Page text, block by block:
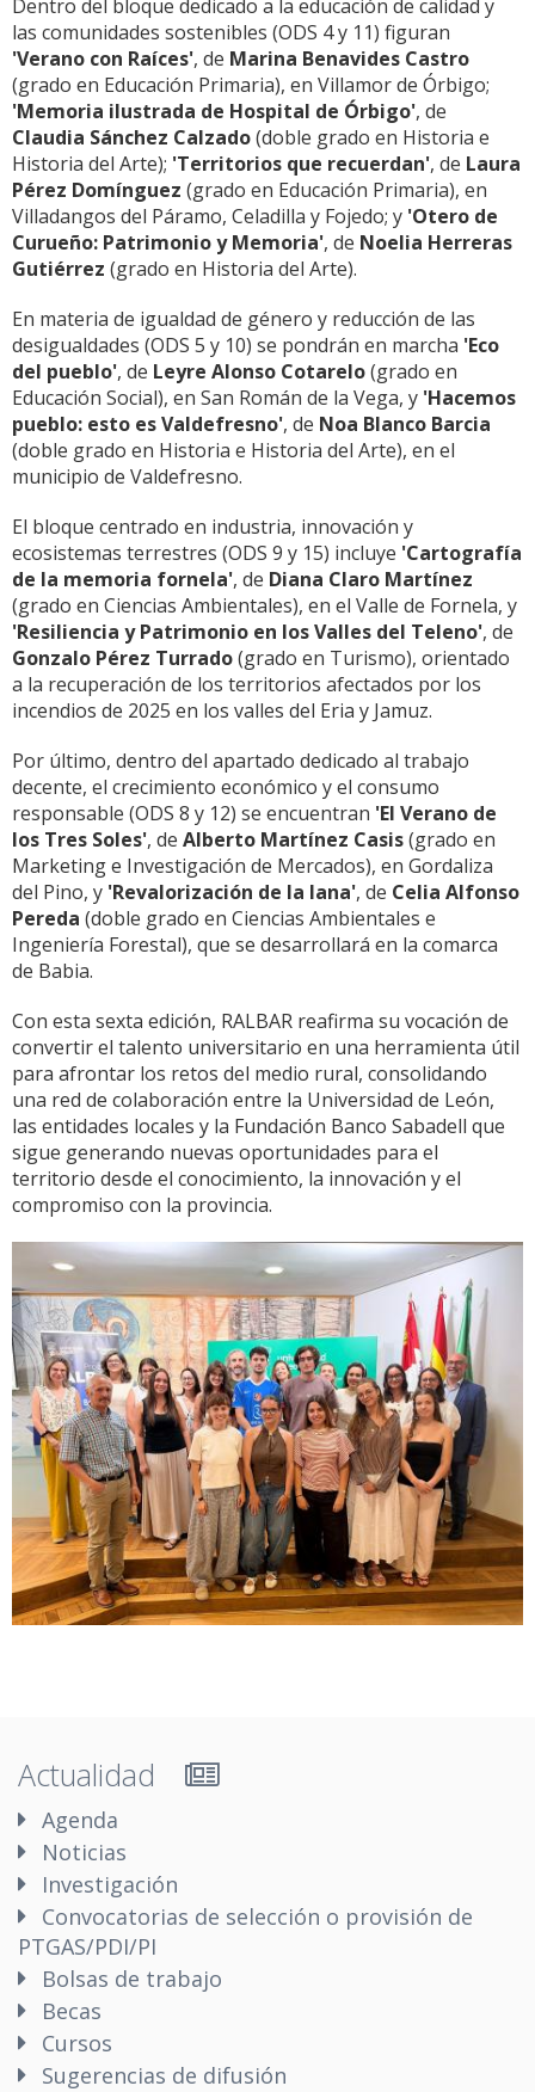
Dentro del bloque dedicado a la educación de calidad y
las comunidades sostenibles (ODS 4 y 11) figuran
'Verano con Raíces', de Marina Benavides Castro
(grado en Educación Primaria), en Villamor de Órbigo;
'Memoria ilustrada de Hospital de Órbigo', de
Claudia Sánchez Calzado(doble grado en Historia e
Historia del Arte); 'Territorios que recuerdan', de Laura
Pérez Domínguez (grado en Educación Primaria), en
Villadangos del Páramo, Celadilla y Fojedo; y 'Otero de
Curueño: Patrimonio y Memoria', de Noelia Herreras
Gutiérrez (grado en Historia del Arte).
En materia de igualdad de género y reducción de las
desigualdades (ODS 5 y 10) se pondrán en marcha 'Eco
del pueblo', de Leyre Alonso Cotarelo(grado en
Educación Social), en San Román de la Vega, y 'Hacemos
pueblo: esto es Valdefresno', de Noa Blanco Barcia
(doble grado en Historia e Historia del Arte), en el
municipio de Valdefresno.
El bloque centrado en industria, innovación y
ecosistemas terrestres (ODS 9 y 15) incluye 'Cartografía
de la memoria fornela', de Diana Claro Martínez
(grado en Ciencias Ambientales), en el Valle de Fornela, y
'Resiliencia y Patrimonio en los Valles del Teleno', de
Gonzalo Pérez Turrado(grado en Turismo), orientado
a la recuperación de los territorios afectados por los
incendios de 2025 en los valles del Eria y Jamuz.
Por último, dentro del apartado dedicado al trabajo
decente, el crecimiento económico y el consumo
responsable (ODS 8 y 12) se encuentran 'El Verano de
los Tres Soles', de Alberto Martínez Casis(grado en
Marketing e Investigación de Mercados), en Gordaliza
del Pino, y 'Revalorización de la lana', de Celia Alfonso
Pereda (doble grado en Ciencias Ambientales e
Ingeniería Forestal), que se desarrollará en la comarca
de Babia.
Con esta sexta edición, RALBAR reafirma su vocación de
convertir el talento universitario en una herramienta útil
para afrontar los retos del medio rural, consolidando
una red de colaboración entre la Universidad de León,
las entidades locales y la Fundación Banco Sabadell que
sigue generando nuevas oportunidades para el
territorio desde el conocimiento, la innovación y el
compromiso con la provincia.
Actualidad
Agenda
Noticias
Investigación
Convocatorias de selección o provisión de
PTGAS/PDI/PI
Bolsas de trabajo
Becas
Cursos
Sugerencias de difusión